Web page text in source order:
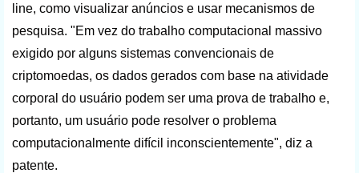
line, como visualizar anúncios e usar mecanismos de
pesquisa. "Em vez do trabalho computacional massivo
exigido por alguns sistemas convencionais de
criptomoedas, os dados gerados com base na atividade
corporal do usuário podem ser uma prova de trabalho e,
portanto, um usuário pode resolver o problema
computacionalmente difícil inconscientemente", diz a
patente.